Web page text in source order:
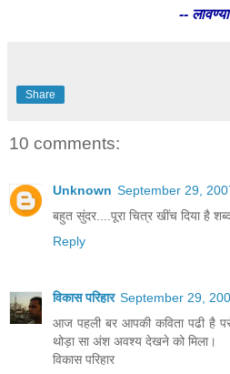
-- लावण्या
Share
10 comments:
Unknown September 29,
बहुत सुंदर....पूरा चित्र खींच दिया है
Reply
विकास परिहार September 29,
आज पहली बर आपकी कविता पढी है
थोड़ा सा अंश अवश्य देखने को मिला।
विकास परिहार